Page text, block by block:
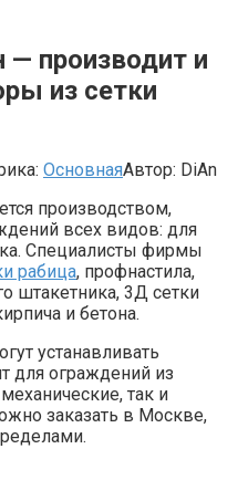
— производит и
из сетки
ОсновнаяАвтор: DiAn
производством,
всех видов: для
Специалисты фирмы
рабица, профнастила,
штакетника, 3Д сетки
и бетона.
устанавливать
для ограждений из
так и
заказать в Москве,